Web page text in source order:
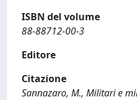
ISBN del volume
88-88712-00-3
Editore
Citazione
Sannazaro, M., Militari e